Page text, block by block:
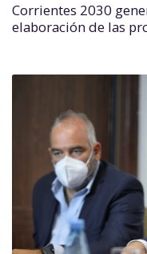
Corrientes 2030
elaboración de las